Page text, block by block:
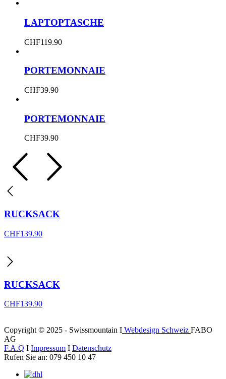
LAPTOPTASCHE
CHF119.90
PORTEMONNAIE
CHF39.90
PORTEMONNAIE
CHF39.90
RUCKSACK
CHF139.90
RUCKSACK
CHF139.90
Copyright © 2025 - Swissmountain I Webdesign Schweiz FABO
AG
F.A.Q I Impressum I Datenschutz
Rufen Sie an: 079 450 10 47